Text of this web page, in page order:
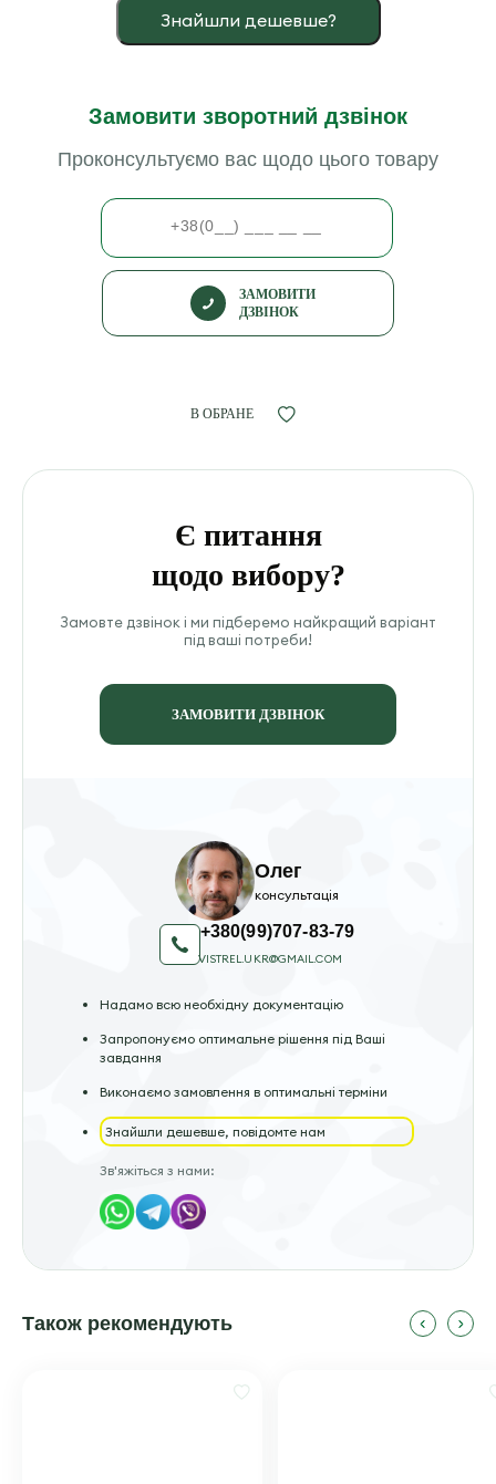
Знайшли дешевше?
Замовити зворотний дзвінок
Проконсультуємо вас щодо цього товару
ЗАМОВИТИ
ДЗВІНОК
В ОБРАНЕ
Є питання
щодо вибору?
Замовте дзвінок і ми підберемо найкращий варіант
під ваші потреби!
ЗАМОВИТИ ДЗВІНОК
Олег
консультація
+380(99)707-83-79
VISTREL.UKR@GMAIL.COM
Надамо всю необхідну документацію
Запропонуємо оптимальне рішення під Ваші
завдання
Виконаємо замовлення в оптимальні терміни
Знайшли дешевше, повідомте нам
Зв'яжіться з нами:
Також рекомендують